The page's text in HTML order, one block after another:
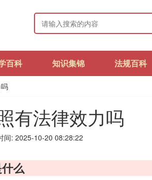
百科 知识集锦 法规百科
有法律效力吗
间: 2025-10-20 08:28:22
么